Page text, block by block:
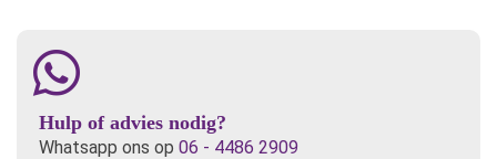
Hulp of advies nodig?
Whatsapp ons op 06 - 4486 2909